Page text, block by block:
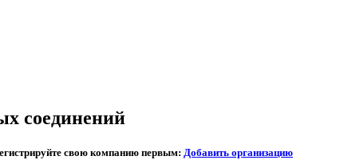
соединений
свою компанию первым: Добавить организацию